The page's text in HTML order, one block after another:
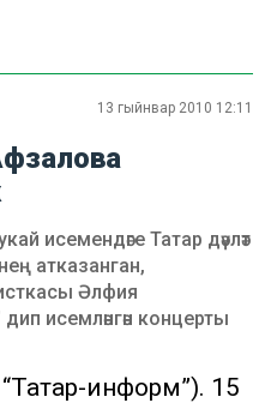
13 гыйнвар 2010 12:11
исемендәге Татар дәүләт
атказанган,
Әлфия
исемләнгән концерты
информ”). 15